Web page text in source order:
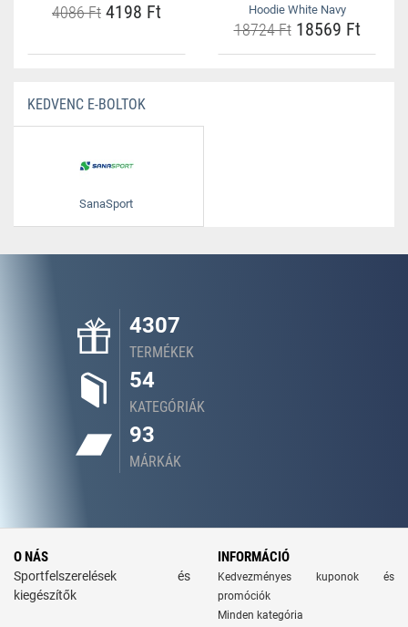
4086 Ft 4198 Ft
Hoodie White Navy
18724 Ft18569 Ft
KEDVENC E-BOLTOK
SanaSport
4307
TERMÉKEK
54
KATEGÓRIÁK
93
MÁRKÁK
O NÁS
Sportfelszerelések és
kiegészítők
INFORMÁCIÓ
Kedvezményes kuponok és
promóciók
Minden kategória